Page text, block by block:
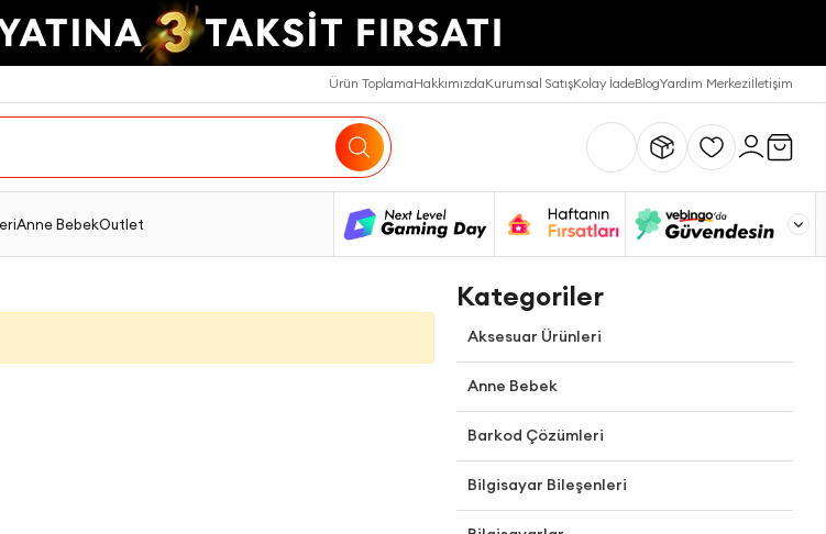
Ürün ToplamaHakkımızdaKurumsal SatışKolay İadeBlogYardım Merkeziİletişim
Anne BebekOutlet
Kategoriler
Aksesuar Ürünleri
Anne Bebek
Barkod Çözümleri
Bilgisayar Bileşenleri